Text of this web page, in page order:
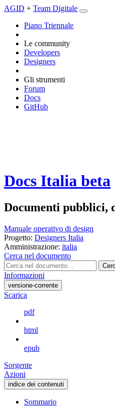
AGID + Team Digitale
Piano Triennale
Le community
Developers
Designers
Gli strumenti
Forum
Docs
GitHub
Docs Italia beta
Documenti pubblici,
Manuale operativo di design
Progetto: Designers Italia
Amministrazione: italia
Cerca nel documento
Informazioni
versione-corrente
Scarica
pdf
html
epub
Sorgente
Azioni
indice dei contenuti
Sommario